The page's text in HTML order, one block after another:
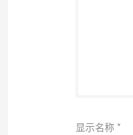
显示名称 *